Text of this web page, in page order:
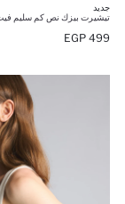
جديد
499 EGP